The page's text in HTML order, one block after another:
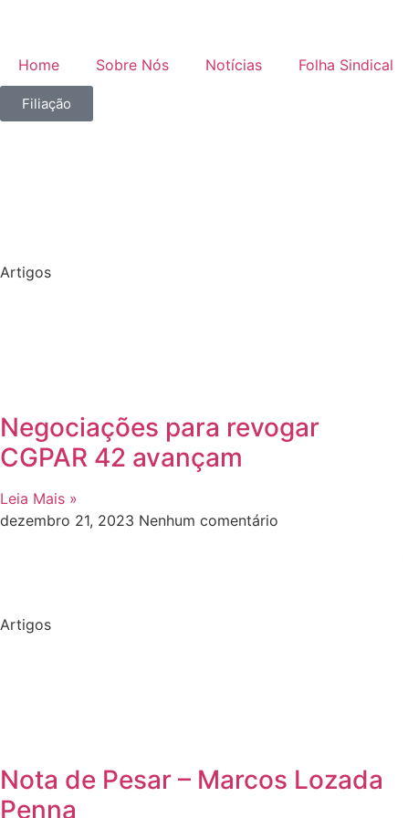
Home Sobre Nós Notícias Folha Sindical
Filiação
Artigos
Negociações para revogar
CGPAR 42 avançam
Leia Mais »
dezembro 21, 2023 Nenhum comentário
Artigos
Nota de Pesar – Marcos Lozada
Penna